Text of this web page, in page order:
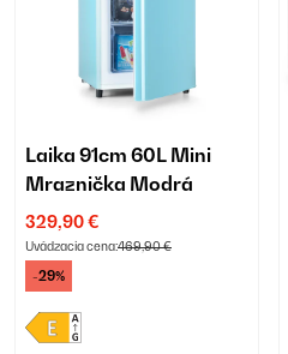
Laika 91cm 60L Mini
Mraznička Modrá
329,90 €
Uvádzacia cena:469,90 €
-29%